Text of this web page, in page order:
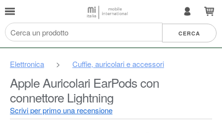
Elettronica > Cuffie, auricolari e accessori
Apple Auricolari EarPods con
connettore Lightning ​​​​​​​
Scrivi per primo una recensione